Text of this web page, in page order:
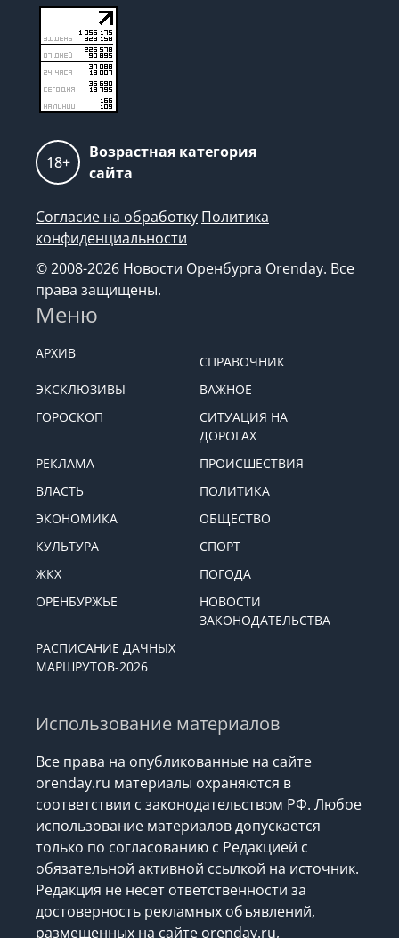
18+
Возрастная категория
сайта
Согласие на обработку Политика
конфиденциальности
© 2008-2026 Новости Оренбурга Orenday. Все
права защищены.
Меню
АРХИВ
СПРАВОЧНИК
ЭКСКЛЮЗИВЫ
ВАЖНОЕ
ГОРОСКОП
СИТУАЦИЯ НА
ДОРОГАХ
РЕКЛАМА
ПРОИСШЕСТВИЯ
ВЛАСТЬ
ПОЛИТИКА
ЭКОНОМИКА
ОБЩЕСТВО
КУЛЬТУРА
СПОРТ
ЖКХ
ПОГОДА
ОРЕНБУРЖЬЕ
НОВОСТИ
ЗАКОНОДАТЕЛЬСТВА
РАСПИСАНИЕ ДАЧНЫХ
МАРШРУТОВ-2026
Использование материалов
Все права на опубликованные на сайте
orenday.ru материалы охраняются в
соответствии с законодательством РФ. Любое
использование материалов допускается
только по согласованию с Редакцией с
обязательной активной ссылкой на источник.
Редакция не несет ответственности за
достоверность рекламных объявлений,
размещенных на сайте orenday.ru,